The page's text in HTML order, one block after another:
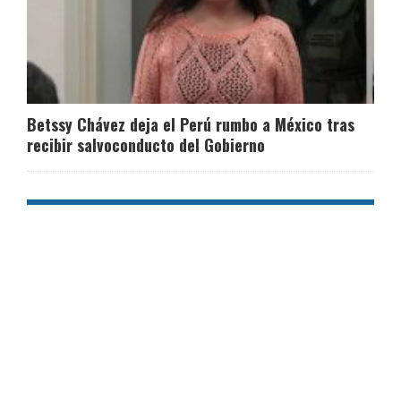
Betssy Chávez deja el Perú rumbo a México tras
recibir salvoconducto del Gobierno